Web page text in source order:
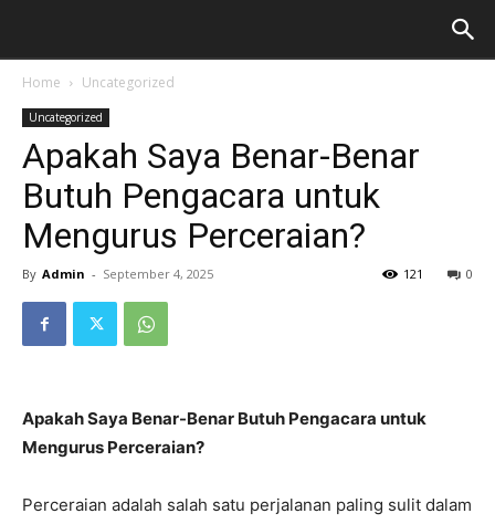
Home Uncategorized
Uncategorized
Apakah Saya Benar-Benar
Butuh Pengacara untuk
Mengurus Perceraian?
By Admin - September 4, 2025 0
121
Apakah Saya Benar-Benar Butuh Pengacara untuk
Mengurus Perceraian?
Perceraian adalah salah satu perjalanan paling sulit dalam